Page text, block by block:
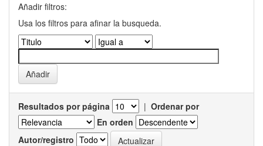
Añadir filtros:
Usa los filtros para afinar la busqueda.
Resultados por página | Ordenar por
En orden
Autor/registro